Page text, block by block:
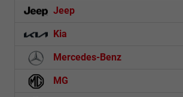
Jeep
Kia
Mercedes-Benz
MG